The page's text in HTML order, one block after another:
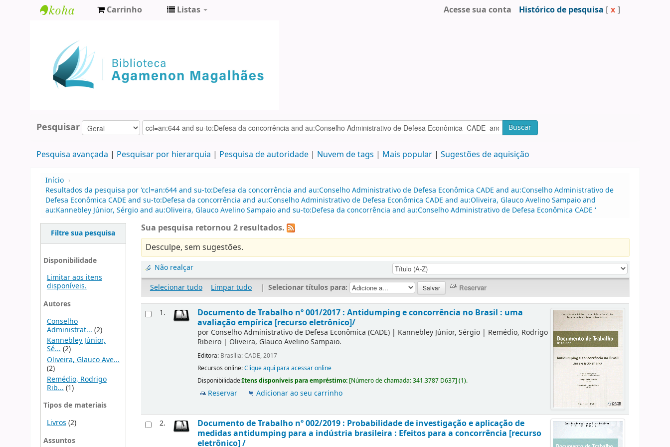
Agamenon
Magalhães
Carrinho Listas Acesse sua conta Histórico de pesquisa [ x ]
Pesquisar Buscar
Pesquisa avançada Pesquisar por hierarquia Pesquisa de autoridade Nuvem de tags Mais popular Sugestões de aquisição
Início ›
Resultados da pesquisa por 'ccl=an:644 and su-to:Defesa da concorrência and au:Conselho Administrativo de Defesa Econômica CADE and au:Conselho Administrativo de
Defesa Econômica CADE and su-to:Defesa da concorrência and au:Conselho Administrativo de Defesa Econômica CADE and au:Oliveira, Glauco Avelino Sampaio and
au:Kannebley Júnior, Sérgio and au:Oliveira, Glauco Avelino Sampaio and su-to:Defesa da concorrência and au:Conselho Administrativo de Defesa Econômica CADE '
Filtre sua pesquisa
Disponibilidade
Limitar aos itens
disponíveis.
Autores
Conselho
Administrat... (2)
Kannebley Júnior,
Sé...(2)
Oliveira, Glauco Ave...
(2)
Remédio, Rodrigo
Rib... (1)
Tipos de materiais
Livros (2)
Assuntos
Sua pesquisa retornou 2 resultados.
Desculpe, sem sugestões.
Não realçar
Selecionar tudo
Limpar tudo | Selecionar títulos para:
1.
Documento de Trabalho nº 001/2017 : Antidumping e concorrência no Brasil : uma
avaliação empírica [recurso eletrônico]/
por Conselho Administrativo de Defesa Econômica (CADE) | Kannebley Júnior, Sérgio | Remédio, Rodrigo
Ribeiro | Oliveira, Glauco Avelino Sampaio.
Editora: Brasília: CADE, 2017
Recursos online:Clique aqui para acessar online
Disponibilidade:Itens disponíveis para empréstimo: [Número de chamada:341.3787 D637](1).
Reservar Adicionar ao seu carrinho
2.
Documento de Trabalho nº 002/2019 : Probabilidade de investigação e aplicação de
medidas antidumping para a indústria brasileira : Efeitos para a concorrência [recurso
eletrônico] /